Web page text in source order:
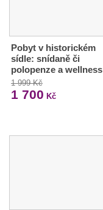
Pobyt v historickém
sídle: snídaně či
polopenze a wellness
1 999 Kč
1 700 Kč